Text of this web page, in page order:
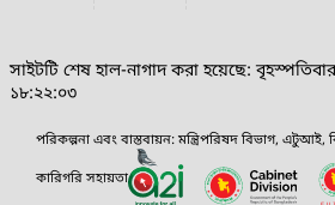
সাইটটি শেষ হাল-নাগাদ করা হয়েছে:
১৮:২২:০৩
পরিকল্পনা এবং বাস্তবায়ন: মন্ত্রিপরিষদ বিভাগ,
কারিগরি সহায়তা